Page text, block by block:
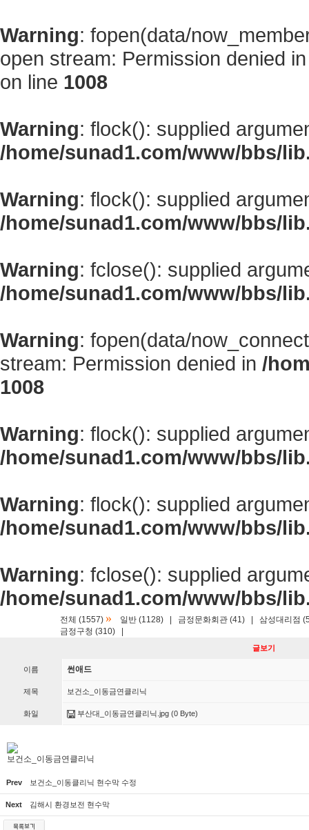
Warning: fopen(data/
open stream: Permission denied
on line 1008
Warning: flock(): supplied
/home/sunad1.com/www/bbs/
Warning: flock(): supplied
/home/sunad1.com/www/bbs/
Warning: fclose(): supplied
/home/sunad1.com/www/bbs/
Warning: fopen(data/
stream: Permission denied in /
1008
Warning: flock(): supplied
/home/sunad1.com/www/bbs/
Warning: flock(): supplied
/home/sunad1.com/www/bbs/
Warning: fclose(): supplied
/home/sunad1.com/www/bbs/
전체 (1557) » 일반 (1128) 금정문화회관 (41)
삼성대리점
금정구청 (310)
글보기
이름 썬애드
제목 보건소_이동금연클리닉
화일 부산대_이동금연클리닉.jpg (0 Byte)
보건소_이동금연클리닉
Prev 보건소_이동클리닉 현수막 수정
Next 김해시 환경보전 현수막